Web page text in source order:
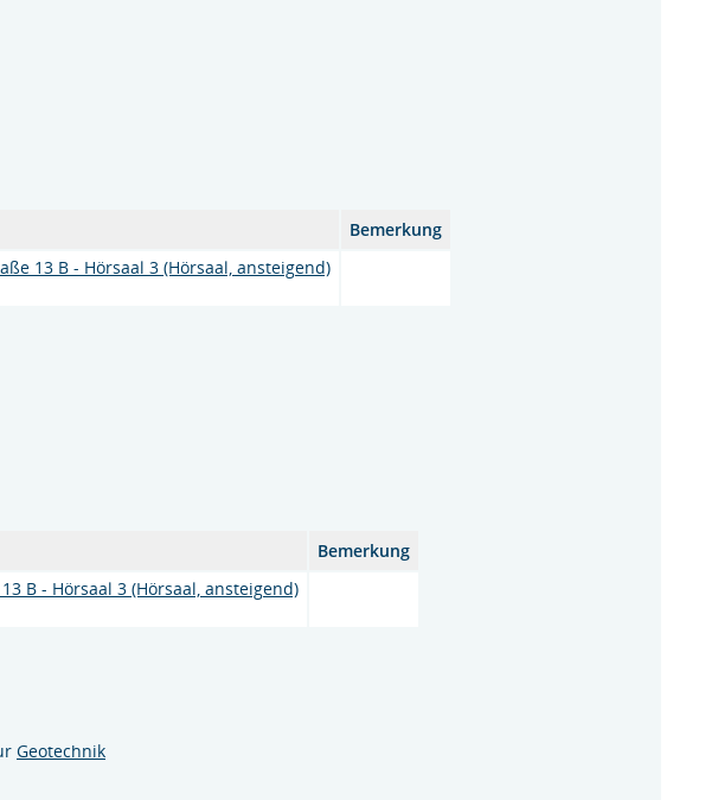
Bemerkung
13 B - Hörsaal 3 (Hörsaal, ansteigend)
Bemerkung
B - Hörsaal 3 (Hörsaal, ansteigend)
Geotechnik